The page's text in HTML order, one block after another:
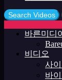
바른미디
비디오
사
바